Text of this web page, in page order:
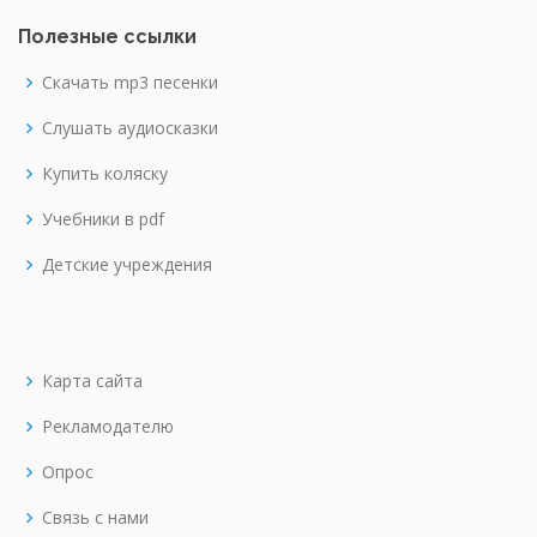
Полезные ссылки
Скачать mp3 песенки
Слушать аудиосказки
Купить коляску
Учебники в pdf
Детские учреждения
Карта сайта
Рекламодателю
Опрос
Связь с нами